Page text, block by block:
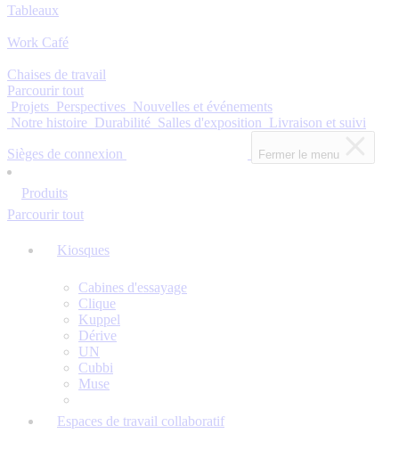
Tableaux
Work Café
Chaises de travail
Parcourir tout
Projets Perspectives Nouvelles et événements
Notre histoire Durabilité Salles d'exposition Livraison et suivi
Sièges de connexion Fermer le menu
Produits
Parcourir tout
Kiosques
Cabines d'essayage
Clique
Kuppel
Dérive
UN
Cubbi
Muse
Espaces de travail collaboratif